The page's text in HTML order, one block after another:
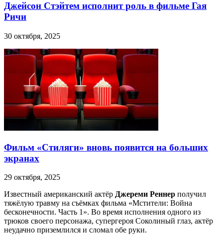
Джейсон Стэйтем исполнит роль в фильме Гая
Ричи
30 октября, 2025
Фильм «Стиляги» вновь появится на больших
экранах
29 октября, 2025
Известный американский актёр Джереми Реннер получил
тяжёлую травму на съёмках фильма «Мстители: Война
бесконечности. Часть 1». Во время исполнения одного из
трюков своего персонажа, супергероя Соколиный глаз, актёр
неудачно приземлился и сломал обе руки.